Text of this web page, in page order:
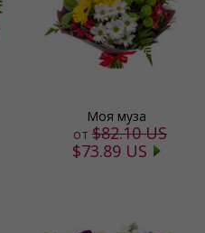
Моя муза
от $82.10 US
$73.89 US